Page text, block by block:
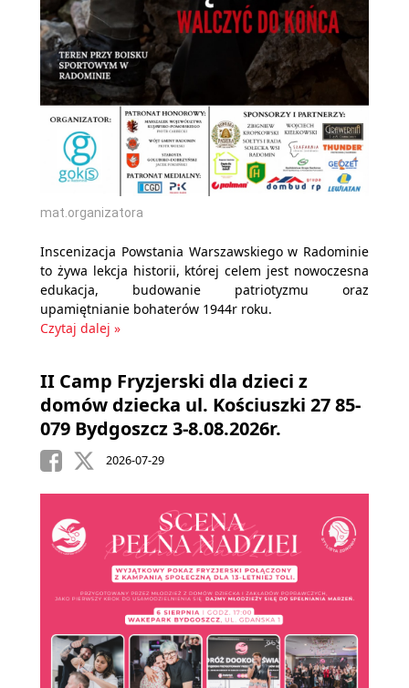
mat.organizatora
Inscenizacja Powstania Warszawskiego w Radominie
to żywa lekcja historii, której celem jest nowoczesna
edukacja, budowanie patriotyzmu oraz
upamiętnianie bohaterów 1944r roku.
Czytaj dalej »
II Camp Fryzjerski dla dzieci z
domów dziecka ul. Kościuszki 27 85-
079 Bydgoszcz 3-8.08.2026r.
2026-07-29